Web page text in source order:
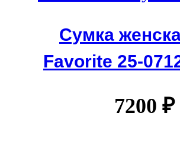
Сумка
Favorite 25-
7200 ₽